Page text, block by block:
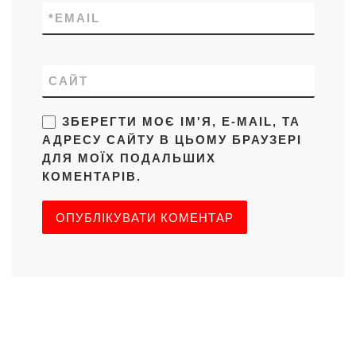
EMAIL
*
САЙТ
ЗБЕРЕГТИ МОЄ ІМ'Я, E-MAIL, ТА
АДРЕСУ САЙТУ В ЦЬОМУ БРАУЗЕРІ
ДЛЯ МОЇХ ПОДАЛЬШИХ
КОМЕНТАРІВ.